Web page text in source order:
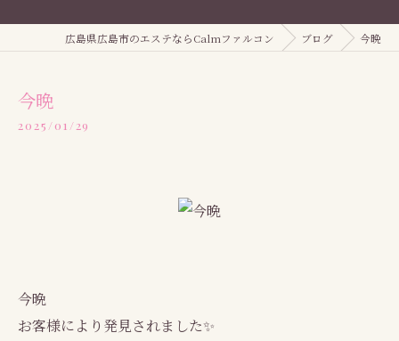
広島県広島市のエステならCalmファルコン ブログ 今晩
今晩
2025/01/29
今晩
お客様により発見されました✨